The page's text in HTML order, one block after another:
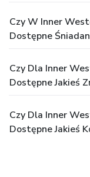
Czy W Inner
Dostępne
Czy Dla Inner
Dostępne Jakieś
Czy Dla Inner
Dostępne Jakieś